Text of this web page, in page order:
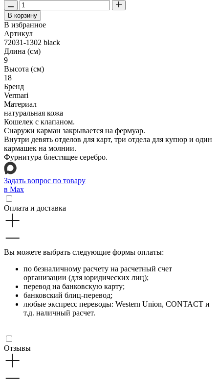
В корзину
В избранное
Артикул
72031-1302 black
Длина (см)
9
Высота (см)
18
Бренд
Vermari
Материал
натуральная кожа
Кошелек с клапаном.
Снаружи карман закрывается на фермуар.
Внутри девять отделов для карт, три отдела для купюр и один
кармашек на молнии.
Фурнитура блестящее серебро.
Задать вопрос по товару
в Max
Оплата и доставка
Вы можете выбрать следующие формы оплаты:
по безналичному расчету на расчетный счет
организации (для юридических лиц);
перевод на банковскую карту;
банковский блиц-перевод;
любые экспресс переводы: Western Union, CONTACT и
т.д. наличный расчет.
Отзывы